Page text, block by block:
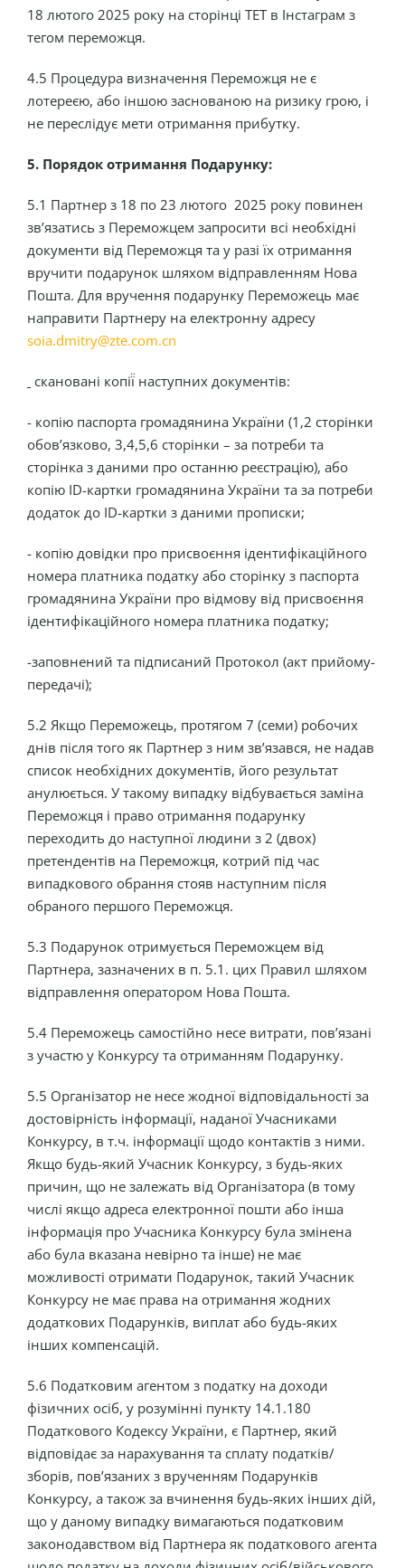
18 лютого 2025 року на сторінці ТЕТ в Інстаграм з
тегом переможця.
4.5 Процедура визначення Переможця не є
лотереєю, або іншою заснованою на ризику грою, і
не переслідує мети отримання прибутку.
5. Порядок отримання Подарунку:
5.1 Партнер з 18 по 23 лютого 2025 року повинен
зв’язатись з Переможцем запросити всі необхідні
документи від Переможця та у разі їх отримання
вручити подарунок шляхом відправленням Нова
Пошта. Для вручення подарунку Переможець має
направити Партнеру на електронну адресу
soia.dmitry@zte.com.cn
скановані копії̈ наступних документів:
- копію паспорта громадянина України (1,2 сторінки
обов’язково, 3,4,5,6 сторінки – за потреби та
сторінка з даними про останню реєстрацію), або
копію ID-картки громадянина України та за потреби
додаток до ID-картки з даними прописки;
- копію довідки про присвоєння ідентифікаційного
номера платника податку або сторінку з паспорта
громадянина України про відмову від присвоєння
ідентифікаційного номера платника податку;
-заповнений та підписаний Протокол (акт прийому-
передачі);
5.2 Якщо Переможець, протягом 7 (семи) робочих
днів після того як Партнер з ним зв’язався, не надав
список необхідних документів, його результат
анулюється. У такому випадку відбувається заміна
Переможця і право отримання подарунку
переходить до наступної людини з 2 (двох)
претендентів на Переможця, котрий під час
випадкового обрання стояв наступним після
обраного першого Переможця.
5.3 Подарунок отримується Переможцем від
Партнера, зазначених в п. 5.1. цих Правил шляхом
відправлення оператором Нова Пошта.
5.4 Переможець самостійно несе витрати, пов’язані
з участю у Конкурсу та отриманням Подарунку.
5.5 Організатор не несе жодної відповідальності за
достовірність інформації, наданої Учасниками
Конкурсу, в т.ч. інформації щодо контактів з ними.
Якщо будь-який Учасник Конкурсу, з будь-яких
причин, що не залежать від Організатора (в тому
числі якщо адреса електронної пошти або інша
інформація про Учасника Конкурсу була змінена
або була вказана невірно та інше) не має
можливості отримати Подарунок, такий Учасник
Конкурсу не має права на отримання жодних
додаткових Подарунків, виплат або будь-яких
інших компенсацій.
5.6 Податковим агентом з податку на доходи
фізичних осіб, у розумінні пункту 14.1.180
Податкового Кодексу України, є Партнер, який
відповідає за нарахування та сплату податків/
зборів, пов’язаних з врученням Подарунків
Конкурсу, а також за вчинення будь-яких інших дій,
що у даному випадку вимагаються податковим
законодавством від Партнера як податкового агента